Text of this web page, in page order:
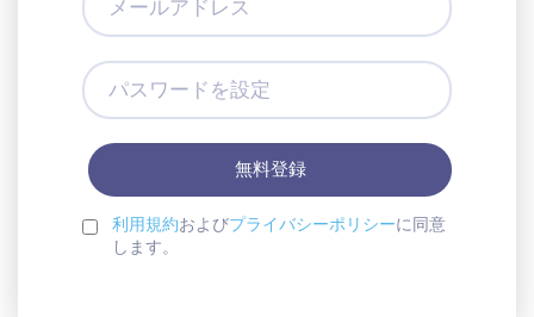
ー
ル
ア
レ
パ
ス
ワ
ー
ド
を
設
利用規約およびプライバシーポリシーに同意
します。